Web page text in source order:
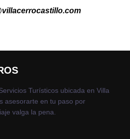
Turísticos ubicada en Villa
asesorarte en tu paso por
valga la pena.